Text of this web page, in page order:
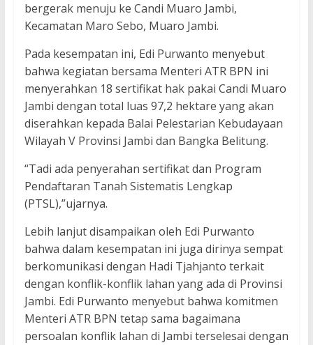
bergerak menuju ke Candi Muaro Jambi,
Kecamatan Maro Sebo, Muaro Jambi.
Pada kesempatan ini, Edi Purwanto menyebut
bahwa kegiatan bersama Menteri ATR BPN ini
menyerahkan 18 sertifikat hak pakai Candi Muaro
Jambi dengan total luas 97,2 hektare yang akan
diserahkan kepada Balai Pelestarian Kebudayaan
Wilayah V Provinsi Jambi dan Bangka Belitung.
“Tadi ada penyerahan sertifikat dan Program
Pendaftaran Tanah Sistematis Lengkap
(PTSL),”ujarnya.
Lebih lanjut disampaikan oleh Edi Purwanto
bahwa dalam kesempatan ini juga dirinya sempat
berkomunikasi dengan Hadi Tjahjanto terkait
dengan konflik-konflik lahan yang ada di Provinsi
Jambi. Edi Purwanto menyebut bahwa komitmen
Menteri ATR BPN tetap sama bagaimana
persoalan konflik lahan di Jambi terselesai dengan